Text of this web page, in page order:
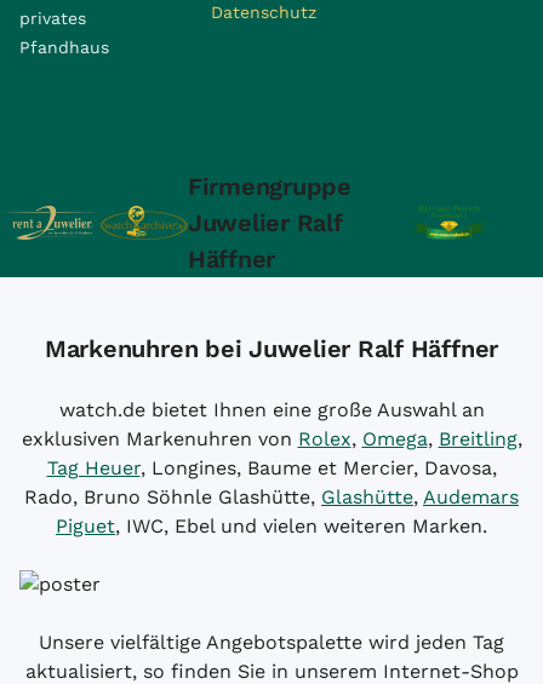
privates
Pfandhaus
Datenschutz
Firmengruppe
Juwelier Ralf
Häffner
Markenuhren bei Juwelier Ralf Häffner
watch.de bietet Ihnen eine große Auswahl an
exklusiven Markenuhren von Rolex, Omega, Breitling,
Tag Heuer, Longines, Baume et Mercier, Davosa,
Rado, Bruno Söhnle Glashütte, Glashütte, Audemars
Piguet, IWC, Ebel und vielen weiteren Marken.
Unsere vielfältige Angebotspalette wird jeden Tag
aktualisiert, so finden Sie in unserem Internet-Shop